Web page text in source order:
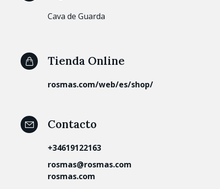
Cava de Guarda
Tienda Online
rosmas.com/web/es/shop/
Contacto
+34619122163
rosmas@rosmas.com
rosmas.com